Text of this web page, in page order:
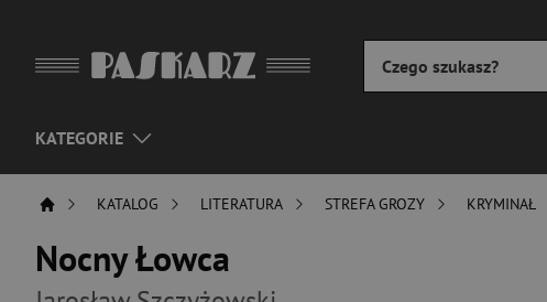
KATEGORIE
KATALOG LITERATURA STREFA GROZY KRYMINAŁ
Nocny Łowca